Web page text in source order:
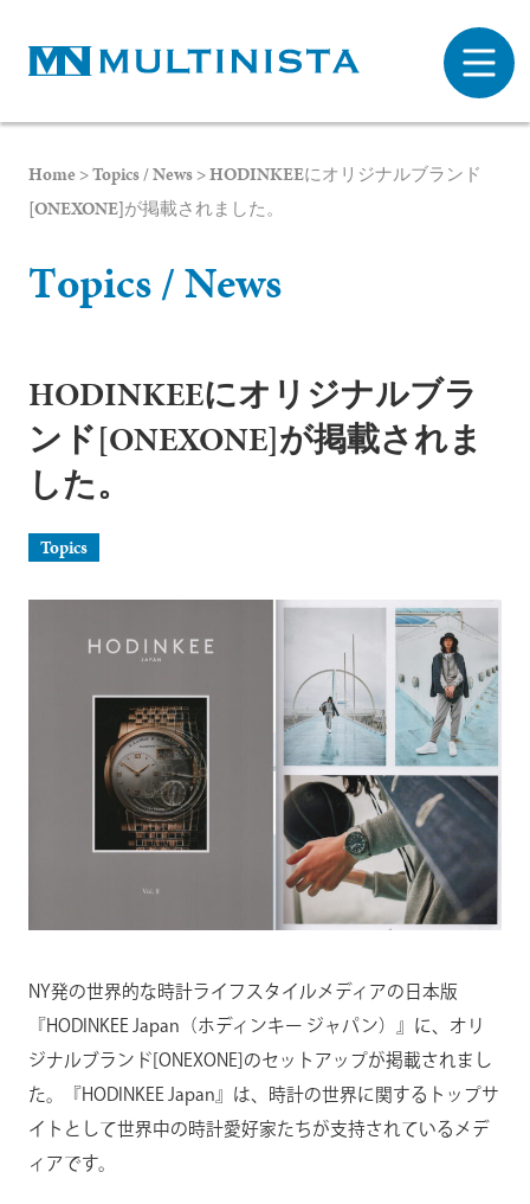
Home>Topics / News>HODINKEEにオリジナルブランド
[ONEXONE]が掲載されました。
Topics/News
HODINKEEにオリジナルブラ
ンド[ONEXONE]が掲載されま
した。
Topics
NY発の世界的な時計ライフスタイルメディアの日本版
『HODINKEE Japan（ホディンキー ジャパン）』に、オリ
ジナルブランド[ONEXONE]のセットアップが掲載されまし
た。『HODINKEE Japan』は、時計の世界に関するトップサ
イトとして世界中の時計愛好家たちが支持されているメデ
ィアです。